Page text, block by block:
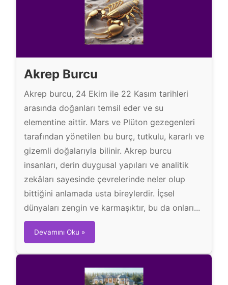
Akrep Burcu
Akrep burcu, 24 Ekim ile 22 Kasım tarihleri
arasında doğanları temsil eder ve su
elementine aittir. Mars ve Plüton gezegenleri
tarafından yönetilen bu burç, tutkulu, kararlı ve
gizemli doğalarıyla bilinir. Akrep burcu
insanları, derin duygusal yapıları ve analitik
zekâları sayesinde çevrelerinde neler olup
bittiğini anlamada usta bireylerdir. İçsel
dünyaları zengin ve karmaşıktır, bu da onları...
Devamını Oku »A
k
r
e
p